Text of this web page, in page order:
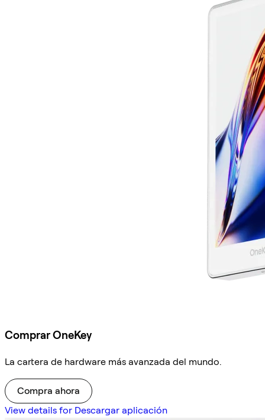
Comprar OneKey
La cartera de hardware más avanzada del mundo.
Compra ahora
View details for Descargar aplicación